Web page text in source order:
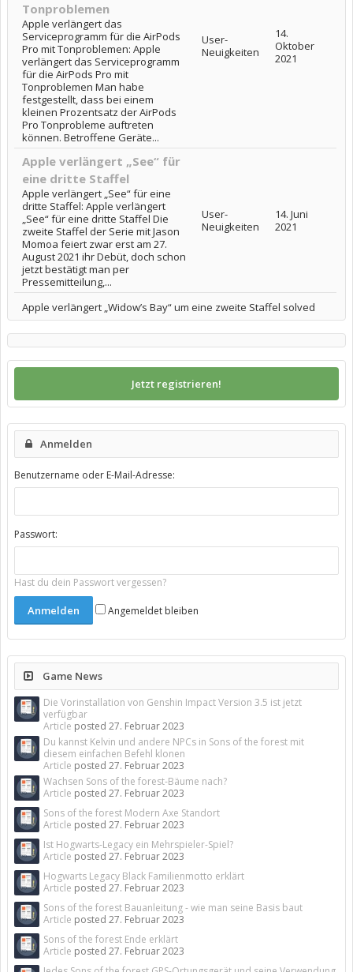
Tonproblemen
Apple verlängert das
Serviceprogramm für die AirPods
Pro mit Tonproblemen: Apple
verlängert das Serviceprogramm
für die AirPods Pro mit
Tonproblemen Man habe
festgestellt, dass bei einem
kleinen Prozentsatz der AirPods
Pro Tonprobleme auftreten
können. Betroffene Geräte...
User-
Neuigkeiten
14.
Oktober
2021
Apple verlängert „See“ für
eine dritte Staffel
Apple verlängert „See“ für eine
dritte Staffel: Apple verlängert
„See“ für eine dritte Staffel Die
zweite Staffel der Serie mit Jason
Momoa feiert zwar erst am 27.
August 2021 ihr Debüt, doch schon
jetzt bestätigt man per
Pressemitteilung,...
User-
Neuigkeiten
14. Juni
2021
Apple verlängert „Widow’s Bay“ um eine zweite Staffel solved
Jetzt registrieren!
Anmelden
Benutzername oder E-Mail-Adresse:
Passwort:
Hast du dein Passwort vergessen?
Angemeldet bleiben
Game News
Die Vorinstallation von Genshin Impact Version 3.5 ist jetzt
verfügbar
Article posted 27. Februar 2023
Du kannst Kelvin und andere NPCs in Sons of the forest mit
diesem einfachen Befehl klonen
Article posted 27. Februar 2023
Wachsen Sons of the forest-Bäume nach?
Article posted 27. Februar 2023
Sons of the forest Modern Axe Standort
Article posted 27. Februar 2023
Ist Hogwarts-Legacy ein Mehrspieler-Spiel?
Article posted 27. Februar 2023
Hogwarts Legacy Black Familienmotto erklärt
Article posted 27. Februar 2023
Sons of the forest Bauanleitung - wie man seine Basis baut
Article posted 27. Februar 2023
Sons of the forest Ende erklärt
Article posted 27. Februar 2023